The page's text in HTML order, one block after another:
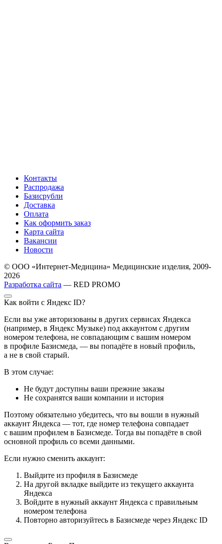
Контакты
Распродажа
Базисрубли
Доставка
Оплата
Как оформить заказ
Карта сайта
Вакансии
Новости
© ООО «Интернет-Медицина» Медицинские изделия, 2009-
2026
Разработка сайта — RED PROMO
Как войти с Яндекс ID?
Если вы уже авторизованы в других сервисах Яндекса
(например, в Яндекс Музыке) под аккаунтом с другим
номером телефона, не совпадающим с вашим номером
в профиле Базисмеда, — вы попадёте в новый профиль,
а не в свой старый.
В этом случае:
Не будут доступны ваши прежние заказы
Не сохранятся ваши компании и история
Поэтому обязательно убедитесь, что вы вошли в нужный
аккаунт Яндекса — тот, где номер телефона совпадает
с вашим профилем в Базисмеде. Тогда вы попадёте в свой
основной профиль со всеми данными.
Если нужно сменить аккаунт:
Выйдите из профиля в Базисмеде
На другой вкладке выйдите из текущего аккаунта
Яндекса
Войдите в нужный аккаунт Яндекса с правильным
номером телефона
Повторно авторизуйтесь в Базисмеде через Яндекс ID